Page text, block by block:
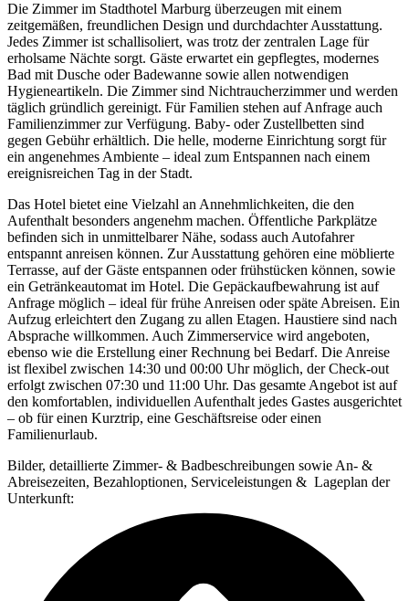
Die Zimmer im Stadthotel Marburg überzeugen mit einem
zeitgemäßen, freundlichen Design und durchdachter Ausstattung.
Jedes Zimmer ist schallisoliert, was trotz der zentralen Lage für
erholsame Nächte sorgt. Gäste erwartet ein gepflegtes, modernes
Bad mit Dusche oder Badewanne sowie allen notwendigen
Hygieneartikeln. Die Zimmer sind Nichtraucherzimmer und werden
täglich gründlich gereinigt. Für Familien stehen auf Anfrage auch
Familienzimmer zur Verfügung. Baby- oder Zustellbetten sind
gegen Gebühr erhältlich. Die helle, moderne Einrichtung sorgt für
ein angenehmes Ambiente – ideal zum Entspannen nach einem
ereignisreichen Tag in der Stadt.
Das Hotel bietet eine Vielzahl an Annehmlichkeiten, die den
Aufenthalt besonders angenehm machen. Öffentliche Parkplätze
befinden sich in unmittelbarer Nähe, sodass auch Autofahrer
entspannt anreisen können. Zur Ausstattung gehören eine möblierte
Terrasse, auf der Gäste entspannen oder frühstücken können, sowie
ein Getränkeautomat im Hotel. Die Gepäckaufbewahrung ist auf
Anfrage möglich – ideal für frühe Anreisen oder späte Abreisen. Ein
Aufzug erleichtert den Zugang zu allen Etagen. Haustiere sind nach
Absprache willkommen. Auch Zimmerservice wird angeboten,
ebenso wie die Erstellung einer Rechnung bei Bedarf. Die Anreise
ist flexibel zwischen 14:30 und 00:00 Uhr möglich, der Check-out
erfolgt zwischen 07:30 und 11:00 Uhr. Das gesamte Angebot ist auf
den komfortablen, individuellen Aufenthalt jedes Gastes ausgerichtet
– ob für einen Kurztrip, eine Geschäftsreise oder einen
Familienurlaub.
Bilder, detaillierte Zimmer- & Badbeschreibungen sowie An- &
Abreisezeiten, Bezahloptionen, Serviceleistungen & Lageplan der
Unterkunft: